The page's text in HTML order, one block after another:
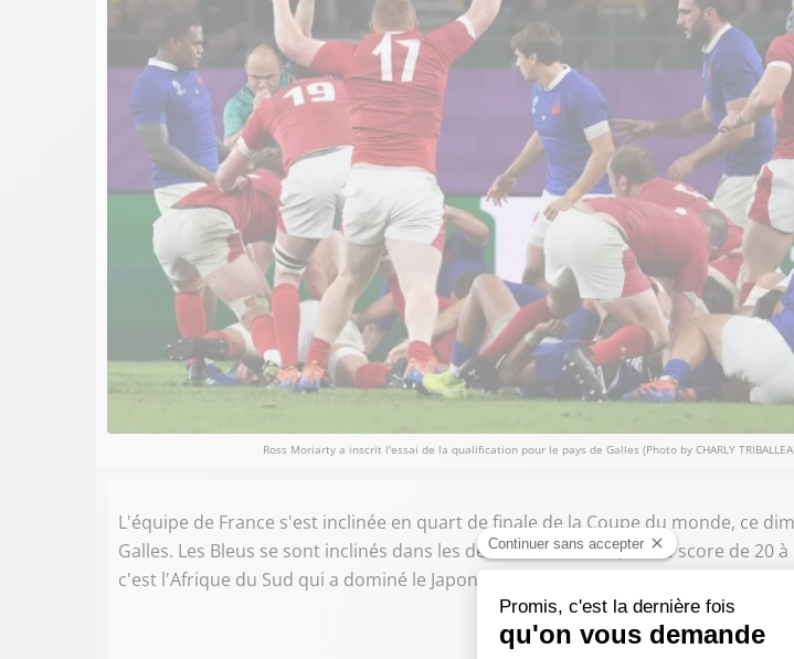
Ross Moriarty a inscrit l'essai de la qualification pour le pays de Galles (Photo by CHARLY
L'équipe de France s'est inclinée en quart de finale de la Coupe du monde, ce
Galles. Les Bleus se sont inclinés dans les dernières minutes, sur le score de 20
c'est l'Afrique du Sud qui a dominé le Japon à Tokyo, 26 à 3.